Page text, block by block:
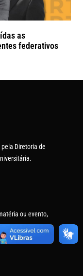
as
federativos
Diretoria de
ou evento,